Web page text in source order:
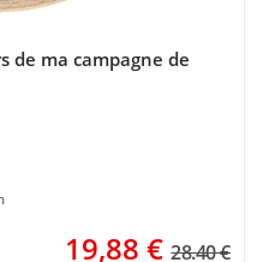
de ma campagne de
19,88 € 28.40 €